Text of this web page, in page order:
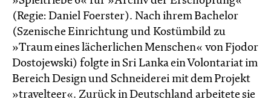
(Regie: Daniel Foerster). Nach ihrem Bachelor
(Szenische Einrichtung und Kostümbild zu
»Traum eines lächerlichen Menschen« von Fjodor
Dostojewski) folgte in Sri Lanka ein Volontariat im
Bereich Design und Schneiderei mit dem Projekt
»travelteer«. Zurück in Deutschland arbeitete sie